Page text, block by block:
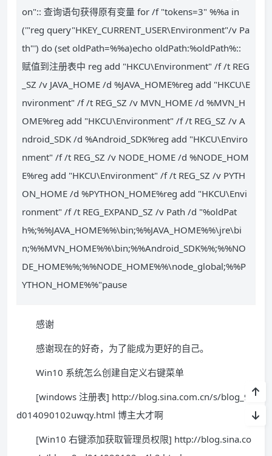
on":: 查询语句获得原有变量 for /f "tokens=3" %%a in
('"reg query"HKEY_CURRENT_USER\Environment"/v Pa
th"') do (set oldPath=%%a)echo oldPath:%oldPath%::
赋值到注册表中 reg add "HKCU\Environment" /f /t REG
_SZ /v JAVA_HOME /d %JAVA_HOME%reg add "HKCU\E
nvironment" /f /t REG_SZ /v MVN_HOME /d %MVN_H
OME%reg add "HKCU\Environment" /f /t REG_SZ /v A
ndroid_SDK /d %Android_SDK%reg add "HKCU\Enviro
nment" /f /t REG_SZ /v NODE_HOME /d %NODE_HOM
E%reg add "HKCU\Environment" /f /t REG_SZ /v PYTH
ON_HOME /d %PYTHON_HOME%reg add "HKCU\Envi
ronment" /f /t REG_EXPAND_SZ /v Path /d "%oldPat
h%;%%JAVA_HOME%%\bin;%%JAVA_HOME%%\jre\bi
n;%%MVN_HOME%%\bin;%%Android_SDK%%;%%NO
DE_HOME%%;%%NODE_HOME%%\node_global;%%P
YTHON_HOME%%"pause
感谢
感谢现在的好奇，为了能成为更好的自己。
Win10 系统怎么创建自定义右键菜单
[windows 注册表] http://blog.sina.com.cn/s/blog_9e
d014090102uwqy.html 博主大才啊
[Win10 右键添加获取管理员权限] http://blog.sina.co